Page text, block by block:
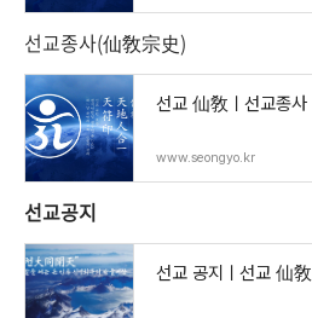
선교종사(仙敎宗史)
선교 仙敎ㅣ선교종사
www.seongyo.kr
선교공지
선교 공지ㅣ선교 仙敎